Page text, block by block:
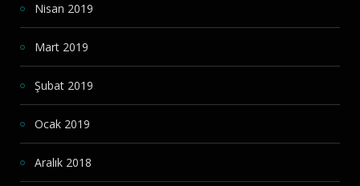
Nisan 2019
Mart 2019
Şubat 2019
Ocak 2019
Aralık 2018